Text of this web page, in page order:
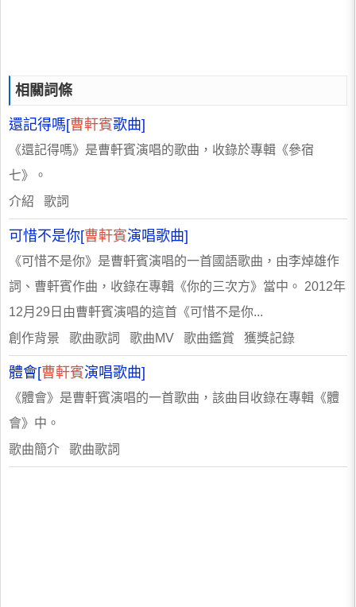
相關詞條
還記得嗎[曹軒賓歌曲]
《還記得嗎》是曹軒賓演唱的歌曲，收錄於專輯《參宿
七》。
介紹 歌詞
可惜不是你[曹軒賓演唱歌曲]
《可惜不是你》是曹軒賓演唱的一首國語歌曲，由李焯雄作
詞、曹軒賓作曲，收錄在專輯《你的三次方》當中。 2012年
12月29日由曹軒賓演唱的這首《可惜不是你...
創作背景 歌曲歌詞 歌曲MV 歌曲鑑賞 獲獎記錄
體會[曹軒賓演唱歌曲]
《體會》是曹軒賓演唱的一首歌曲，該曲目收錄在專輯《體
會》中。
歌曲簡介 歌曲歌詞